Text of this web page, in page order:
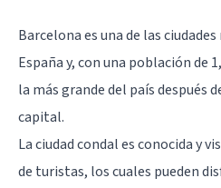
Barcelona es una de las
España y, con una población de
la más grande del país después
capital.
La ciudad condal es conocida y
de turistas, los cuales pueden